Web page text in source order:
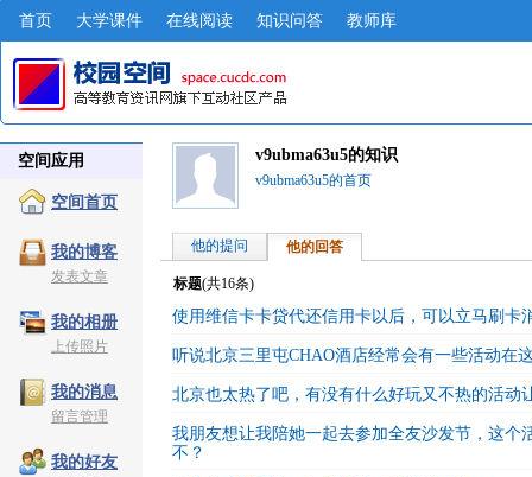
首页 大学课件 在线阅读 知识问答 教师库
空间应用
空间首页
我的博客
发表文章
我的相册
上传照片
我的消息
留言管理
我的好友
v9ubma63u5的知识
v9ubma63u5的首页
他的提问 他的回答
标题(共16条)
使用维信卡卡贷代还信用卡以后，可以立马刷卡
听说北京三里屯CHAO酒店经常会有一些活动在
北京也太热了吧，有没有什么好玩又不热的活动
我朋友想让我陪她一起去参加全友沙发节，这个
不？